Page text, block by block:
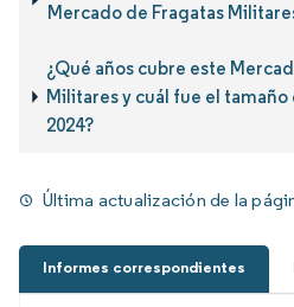
Mercado de Fragatas
¿Qué años cubre este
Militares y cuál fue el
2024?
Última actualización de la
Informes correspondientes